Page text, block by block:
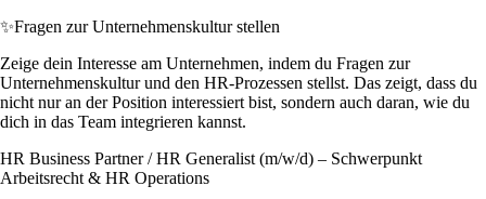
✨Fragen zur Unternehmenskultur stellen
Zeige dein Interesse am Unternehmen, indem du Fragen zur
Unternehmenskultur und den HR-Prozessen stellst. Das zeigt, dass du
nicht nur an der Position interessiert bist, sondern auch daran, wie du
dich in das Team integrieren kannst.
HR Business Partner / HR Generalist (m/w/d) – Schwerpunkt
Arbeitsrecht & HR Operations